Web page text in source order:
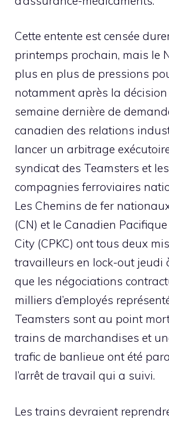
Cette entente est censée
printemps prochain, mais le
plus en plus de pressions
notamment après la
semaine dernière de
canadien des relations
lancer un arbitrage
syndicat des Teamsters et
compagnies ferroviaires
Les Chemins de fer
(CN) et le Canadien
City (CPKC) ont tous deux
travailleurs en lock-out jeudi
que les négociations
milliers d’employés
Teamsters sont au point
trains de marchandises et
trafic de banlieue ont été
l’arrêt de travail qui a suivi.
Les trains devraient